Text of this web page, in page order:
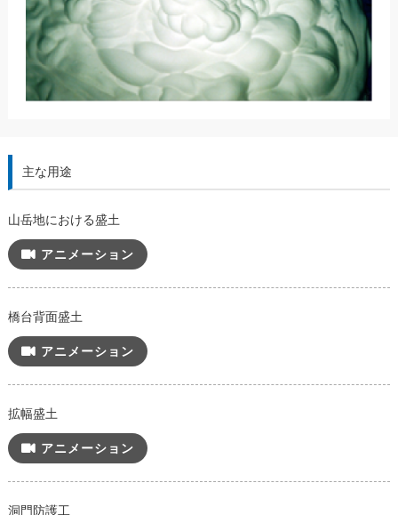
主な用途
山岳地における盛土
アニメーション
橋台背面盛土
アニメーション
拡幅盛土
アニメーション
洞門防護工